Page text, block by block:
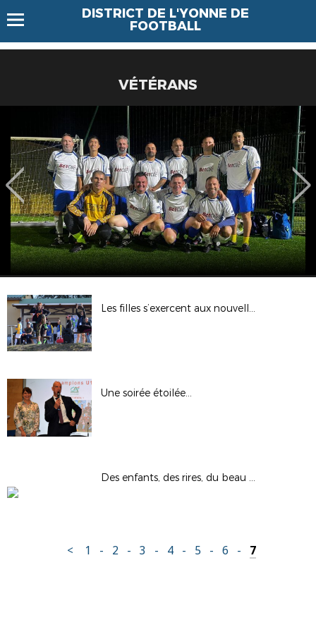
DISTRICT DE L'YONNE DE
FOOTBALL
VÉTÉRANS
Les filles s’exercent aux nouvelles pratiques !
Une soirée étoilée...
Des enfants, des rires, du beau temps : la JND !
< 1 - 2 - 3 - 4 - 5 - 6 - 7